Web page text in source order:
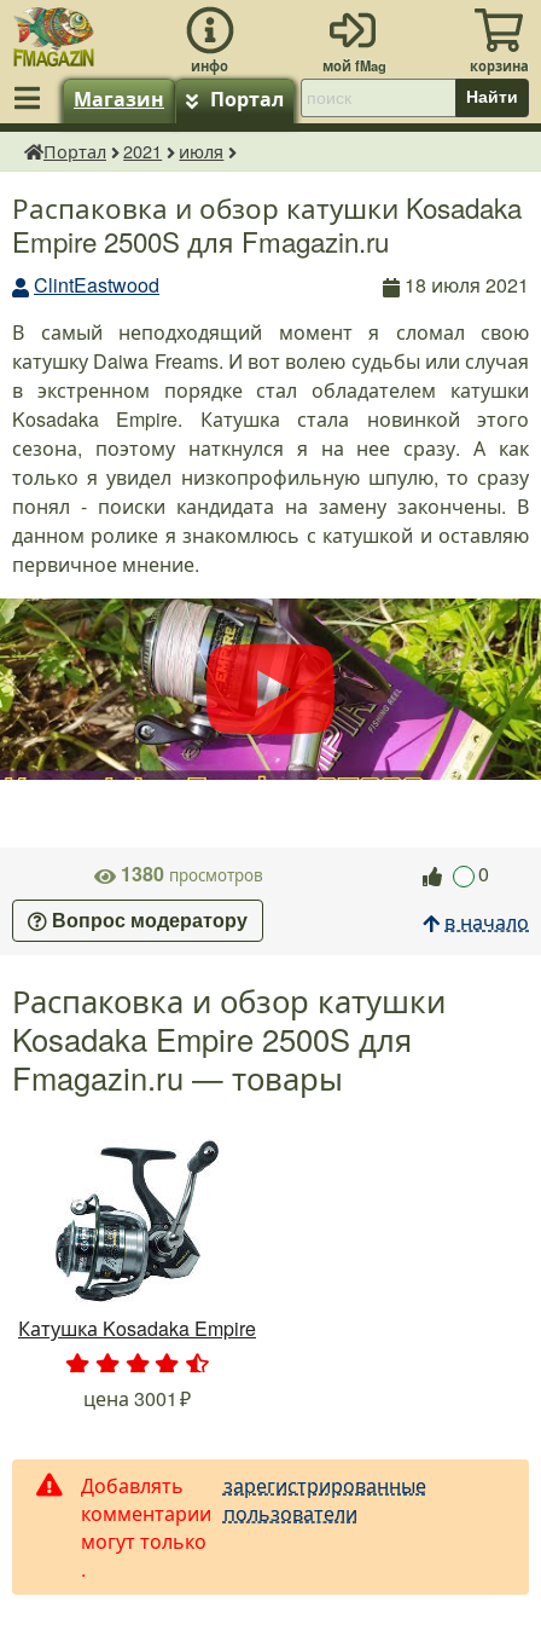
Магазин Портал Найти
fMagazin.ru
Портал 2021 июля
Распаковка и обзор катушки Kosadaka
Empire 2500S для Fmagazin.ru
ClintEastwood
18 июля 2021
В самый неподходящий момент я сломал свою
катушку Daiwa Freams. И вот волею судьбы или случая
в экстренном порядке стал обладателем катушки
Kosadaka Empire. Катушка стала новинкой этого
сезона, поэтому наткнулся я на нее сразу. А как
только я увидел низкопрофильную шпулю, то сразу
понял - поиски кандидата на замену закончены. В
данном ролике я знакомлюсь с катушкой и оставляю
первичное мнение.
1380 просмотров 0
Вопрос модератору в начало
Распаковка и обзор катушки
Kosadaka Empire 2500S для
Fmagazin.ru — товары
Катушка Kosadaka Empire
. . .
цена 3001
Добавлять
комментарии
могут только
зарегистрированные
пользователи
.